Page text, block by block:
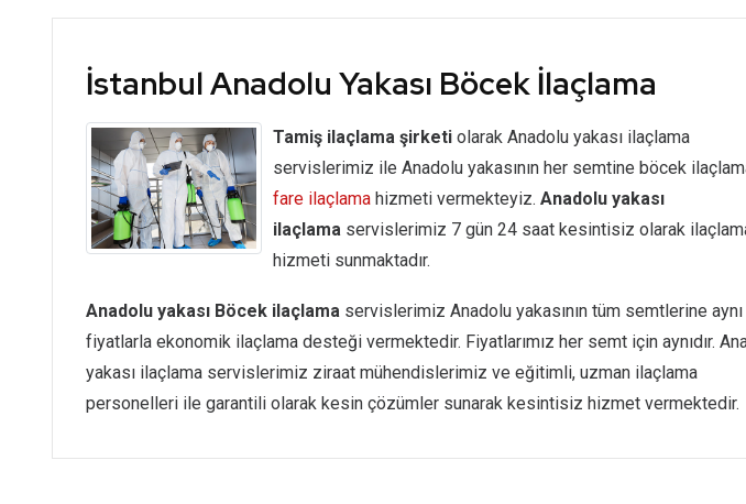
İstanbul Anadolu Yakası Böcek İlaçlama
Tamiş ilaçlama şirketi olarak Anadolu yakası ilaçlama
servislerimiz ile Anadolu yakasının her semtine böcek
fare ilaçlama hizmeti vermekteyiz.Anadolu yakası
ilaçlama servislerimiz 7 gün 24 saat kesintisiz olarak
hizmeti sunmaktadır.
Anadolu yakası Böcek ilaçlama servislerimiz Anadolu yakasının tüm semtlerine aynı
fiyatlarla ekonomik ilaçlama desteği vermektedir. Fiyatlarımız her semt için aynıdır.
yakası ilaçlama servislerimiz ziraat mühendislerimiz ve eğitimli, uzman ilaçlama
personelleri ile garantili olarak kesin çözümler sunarak kesintisiz hizmet vermektedir.